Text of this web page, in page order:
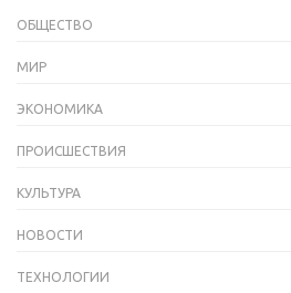
ОБЩЕСТВО
МИР
ЭКОНОМИКА
ПРОИСШЕСТВИЯ
КУЛЬТУРА
НОВОСТИ
ТЕХНОЛОГИИ